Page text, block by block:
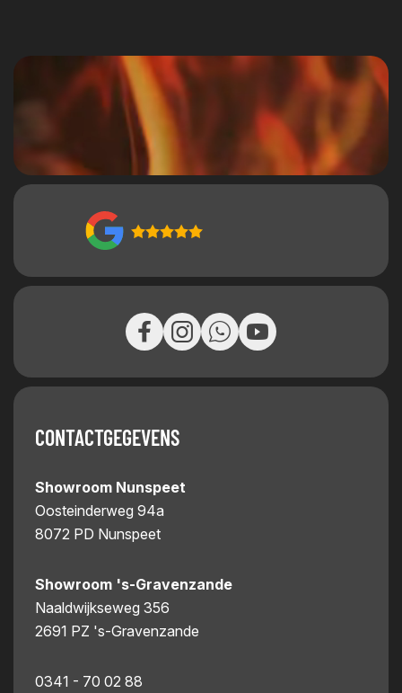
CONTACTGEGEVENS
Showroom Nunspeet
Oosteinderweg 94a
8072 PD Nunspeet
Showroom 's-Gravenzande
Naaldwijkseweg 356
2691 PZ 's-Gravenzande
0341 - 70 02 88